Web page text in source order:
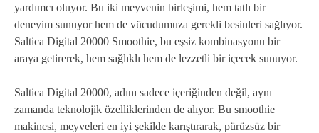
yardımcı oluyor. Bu iki meyvenin birleşimi, hem tatlı bir
deneyim sunuyor hem de vücudumuza gerekli besinleri sağlıyor.
Saltica Digital 20000 Smoothie, bu eşsiz kombinasyonu bir
araya getirerek, hem sağlıklı hem de lezzetli bir içecek sunuyor.
Saltica Digital 20000, adını sadece içeriğinden değil, aynı
zamanda teknolojik özelliklerinden de alıyor. Bu smoothie
makinesi, meyveleri en iyi şekilde karıştırarak, pürüzsüz bir